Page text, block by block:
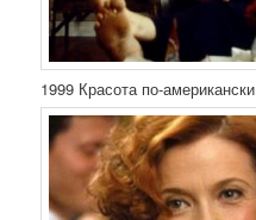
1999 Красота по-американски